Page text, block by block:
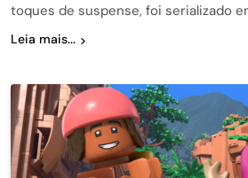
toques de suspense, foi serializado
Leia mais...